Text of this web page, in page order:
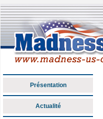
Présentation
Actualité